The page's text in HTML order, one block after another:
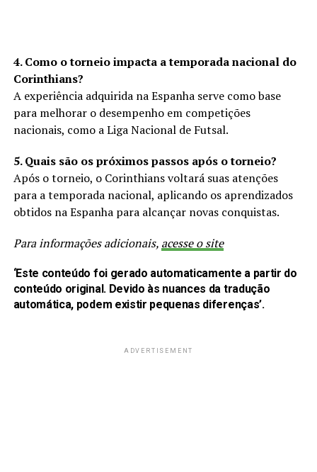
4. Como o torneio impacta a temporada nacional do
Corinthians?
A experiência adquirida na Espanha serve como base
para melhorar o desempenho em competições
nacionais, como a Liga Nacional de Futsal.
5. Quais são os próximos passos após o torneio?
Após o torneio, o Corinthians voltará suas atenções
para a temporada nacional, aplicando os aprendizados
obtidos na Espanha para alcançar novas conquistas.
Para informações adicionais, acesse o site
‘Este conteúdo foi gerado automaticamente a partir do
conteúdo original. Devido às nuances da tradução
automática, podem existir pequenas diferenças’.
ADVERTISEMENT